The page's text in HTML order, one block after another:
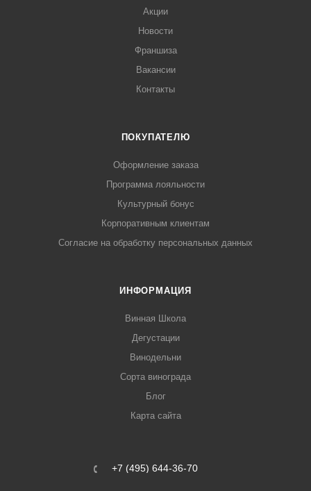
Акции
Новости
Франшиза
Вакансии
Контакты
ПОКУПАТЕЛЮ
Оформление заказа
Программа лояльности
Культурный бонус
Корпоративным клиентам
Согласие на обработку персональных данных
ИНФОРМАЦИЯ
Винная Школа
Дегустации
Винодельни
Сорта винограда
Блог
Карта сайта
+7 (495) 644-36-70